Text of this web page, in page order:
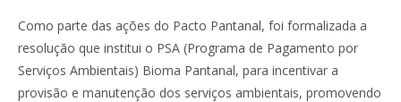
Como parte das ações do Pacto Pantanal, foi formalizada a
resolução que institui o PSA (Programa de Pagamento por
Serviços Ambientais) Bioma Pantanal, para incentivar a
provisão e manutenção dos serviços ambientais, promovendo